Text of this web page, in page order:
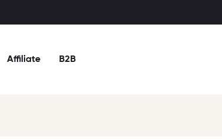
Affiliate B2B